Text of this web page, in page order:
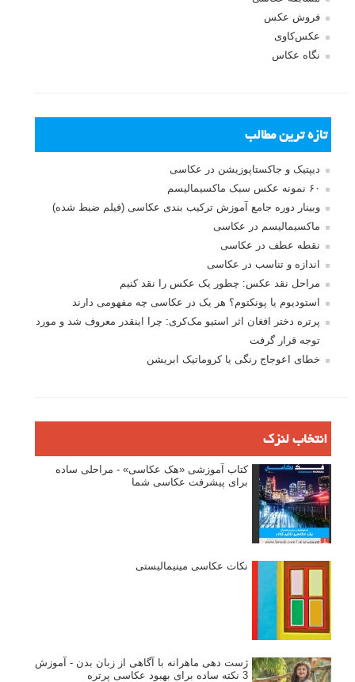
فروش عکس
عکس‌کاوی
نگاه عکاس
تازه ترین مطالب
دیپتیک و جاکستا‌پوزیشن در عکاسی
۶۰ نمونه عکس سبک ماکسیمالیسم
وبینار دوره جامع آموزش ترکیب بندی عکاسی (فیلم ضبط شده)
ماکسیمالیسم در عکاسی
نقطه عطف در عکاسی
اندازه و تناسب در عکاسی
مراحل نقد عکس: چطور یک عکس را نقد کنیم
استودیوم یا پونکتوم؟ هر یک در عکاسی چه مفهومی دارند
پرتره دختر افغان اثر استیو مک‌کری: چرا اینقدر معروف شد و مورد
توجه قرار گرفت
خطای اعوجاج رنگی یا کروماتیک ابریشن
انتخاب لنزک
کتاب آموزشی «هک عکاسی» - مراحلی ساده
برای پیشرفت عکاسی شما
نکات عکاسی مینیمالیستی
ژست دهی ماهرانه با آگاهی از زبان بدن - آموزش
3 نکته ساده برای بهبود عکاسی پرتره